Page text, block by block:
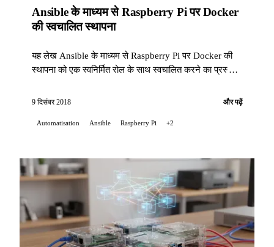
Ansible के माध्यम से Raspberry Pi पर Docker
की स्वचालित स्थापना
यह लेख Ansible के माध्यम से Raspberry Pi पर Docker की
स्थापना को एक स्वनिर्मित रोल के साथ स्वचालित करने का प्रस्ताव
9 दिसंबर 2018 और पढ़ें
Automatisation Ansible Raspberry Pi +2